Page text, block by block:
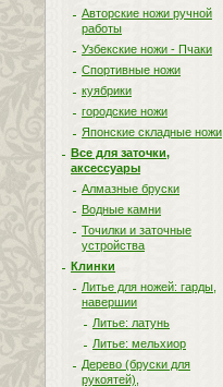
Авторские ножи ручной
работы
Узбекские ножи - Пчаки
Спортивные ножи
куябрики
городские ножи
Японские складные ножи
Все для заточки,
аксессуары
Алмазные бруски
Водные камни
Точилки и заточные
устройства
Клинки
Литье для ножей: гарды,
навершии
Литье: латунь
Литье: мельхиор
Дерево (бруски для
рукоятей),